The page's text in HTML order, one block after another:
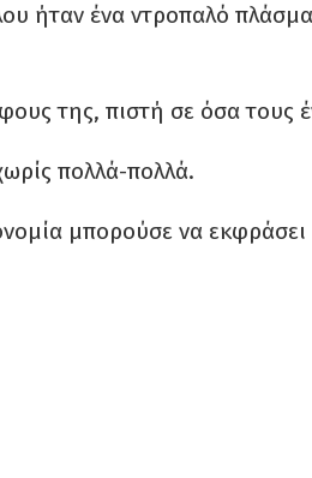
ήταν ένα ντροπαλό
της, πιστή σε όσα τους
πολλά-πολλά.
μπορούσε να